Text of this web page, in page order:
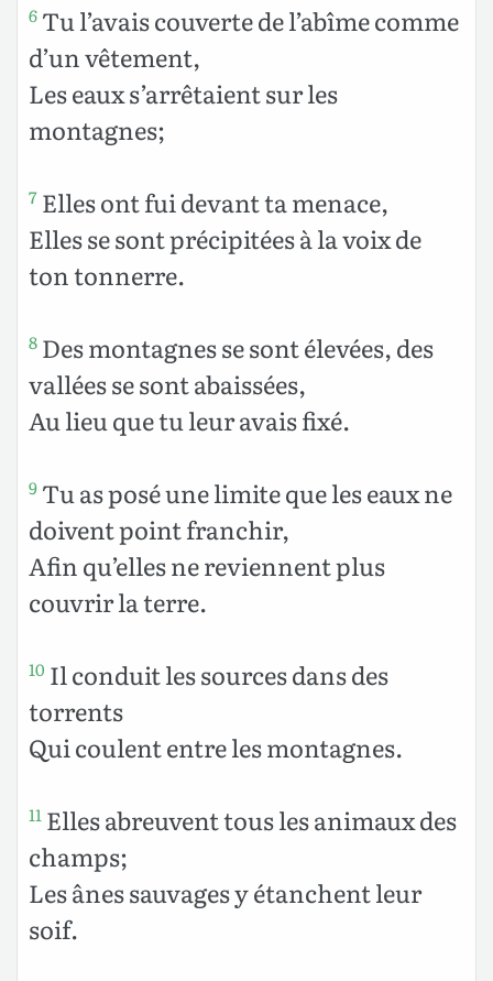
6 Tu l’avais couverte de l’abîme comme
d’un vêtement,
Les eaux s’arrêtaient sur les
montagnes;
7 Elles ont fui devant ta menace,
Elles se sont précipitées à la voix de
ton tonnerre.
8 Des montagnes se sont élevées, des
vallées se sont abaissées,
Au lieu que tu leur avais fixé.
9 Tu as posé une limite que les eaux ne
doivent point franchir,
Afin qu’elles ne reviennent plus
couvrir la terre.
10 Il conduit les sources dans des
torrents
Qui coulent entre les montagnes.
11 Elles abreuvent tous les animaux des
champs;
Les ânes sauvages y étanchent leur
soif.